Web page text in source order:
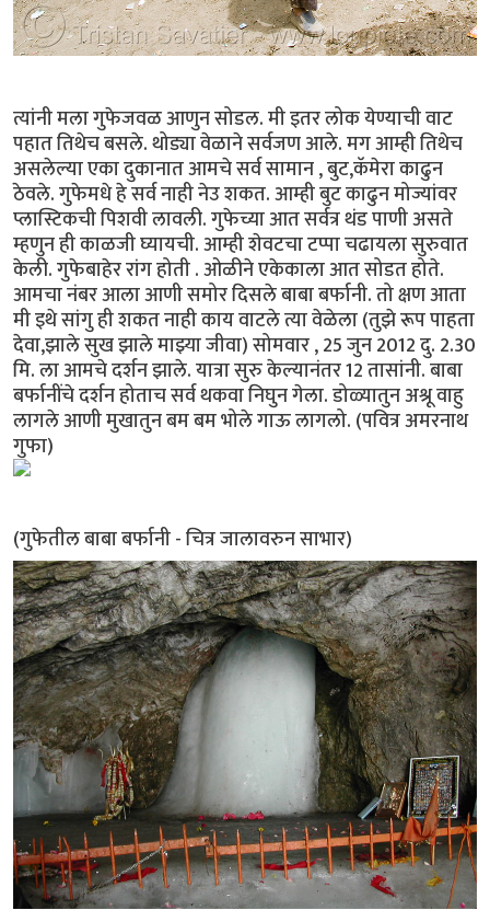
त्यांनी मला गुफेजवळ आणुन सोडल. मी इतर लोक येण्याची वाट
पहात तिथेच बसले. थोड्या वेळाने सर्वजण आले. मग आम्ही तिथेच
असलेल्या एका दुकानात आमचे सर्व सामान , बुट,कॅमेरा काढुन
ठेवले. गुफेमधे हे सर्व नाही नेउ शकत. आम्ही बुट काढुन मोज्यांवर
प्लास्टिकची पिशवी लावली. गुफेच्या आत सर्वत्र थंड पाणी असते
म्हणुन ही काळजी घ्यायची. आम्ही शेवटचा टप्पा चढायला सुरुवात
केली. गुफेबाहेर रांग होती . ओळीने एकेकाला आत सोडत होते.
आमचा नंबर आला आणी समोर दिसले बाबा बर्फानी. तो क्षण आता
मी इथे सांगु ही शकत नाही काय वाटले त्या वेळेला (तुझे रूप पाहता
देवा,झाले सुख झाले माझ्या जीवा) सोमवार , 25 जुन 2012 दु. 2.30
मि. ला आमचे दर्शन झाले. यात्रा सुरु केल्यानंतर 12 तासांनी. बाबा
बर्फानींचे दर्शन होताच सर्व थकवा निघुन गेला. डोळ्यातुन अश्रू वाहु
लागले आणी मुखातुन बम बम भोले गाऊ लागलो. (पवित्र अमरनाथ
गुफा)
(गुफेतील बाबा बर्फानी - चित्र जालावरुन साभार)